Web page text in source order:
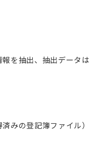
を抽出、抽出データは
みの登記簿ファイル）